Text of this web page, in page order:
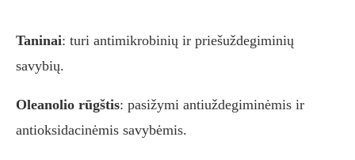
Taninai: turi antimikrobinių ir priešuždegiminių
savybių.
Oleanolio rūgštis: pasižymi antiuždegiminėmis ir
antioksidacinėmis savybėmis.